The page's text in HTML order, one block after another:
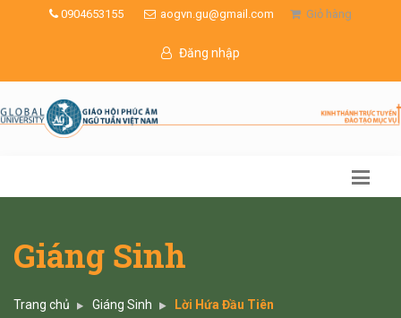
0904653155 aogvn.gu@gmail.com Giỏ hàng
Đăng nhập
Giáng Sinh
Trang chủ Giáng Sinh Lời Hứa Đầu Tiên